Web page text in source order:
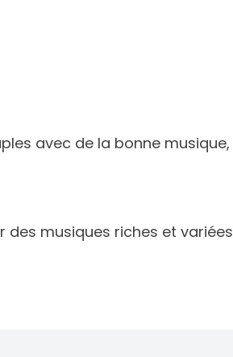
avec de la bonne
des musiques riches et